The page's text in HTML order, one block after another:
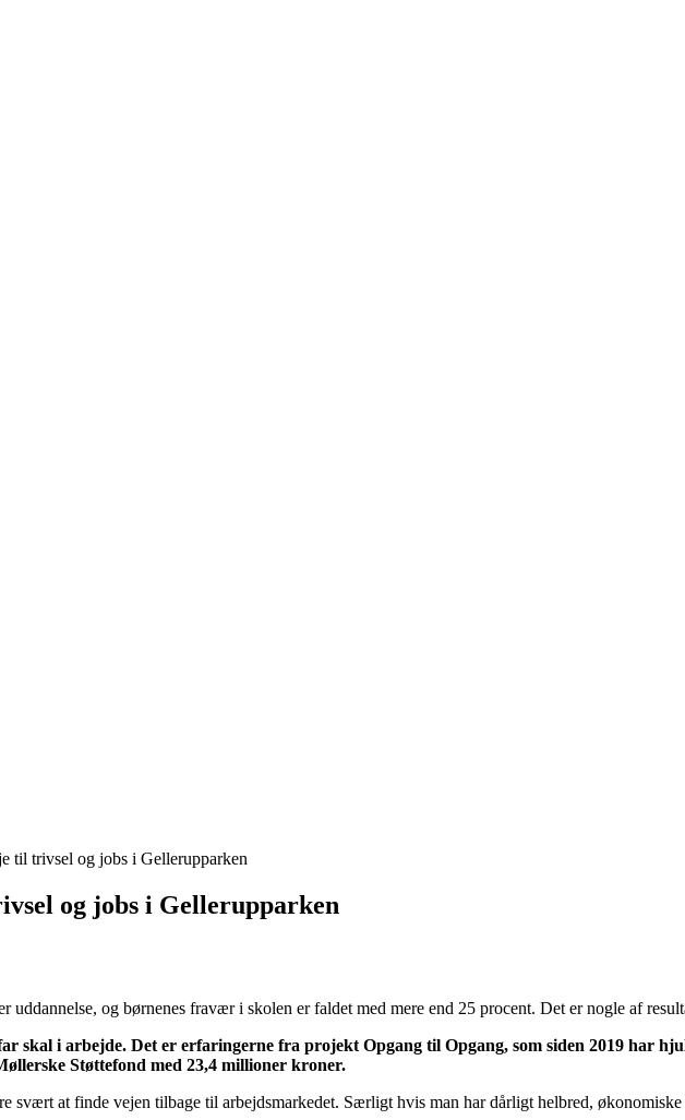
til trivsel og jobs i Gellerupparken
og jobs i Gellerupparken
og børnenes fravær i skolen er faldet med mere end 25 procent. Det er nogle af
skal i arbejde. Det er erfaringerne fra projekt Opgang til Opgang, som siden 2019 har
Støttefond med 23,4 millioner kroner.
at finde vejen tilbage til arbejdsmarkedet. Særligt hvis man har dårligt helbred,